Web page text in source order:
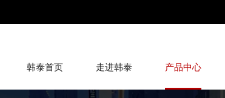
韩泰首页 走进韩泰 产品中心